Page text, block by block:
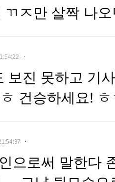
ㄲㅈ만 살짝 나
보진 못하고 기
건승하세요!
으로써 말한다